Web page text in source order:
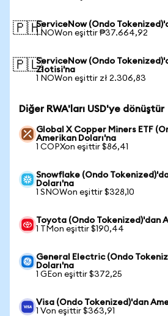
🇵🇭ServiceNow (Ondo
1 NOWon eşittir ₱37.664,92
🇵🇱ServiceNow (Ondo
Zlotisi'na
1 NOWon eşittir zł 2.306,83
Diğer RWA'ları USD'ye dönüştür
Global X Copper Miners ETF
Amerikan Doları'na
1 COPXon eşittir $86,41
Snowflake (Ondo
Doları'na
1 SNOWon eşittir $328,10
Toyota (Ondo Tokenized)'dan
1 TMon eşittir $190,44
General Electric (Ondo
Doları'na
1 GEon eşittir $372,25
Visa (Ondo Tokenized)'dan
1 Von eşittir $363,91